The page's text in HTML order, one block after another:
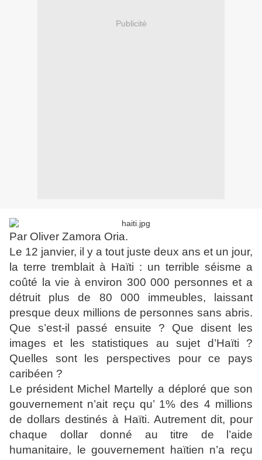
Publicité
Par Oliver Zamora Oria.
Le 12 janvier, il y a tout juste deux ans et un jour,
la terre tremblait à Haïti : un terrible séisme a
coûté la vie à environ 300 000 personnes et a
détruit plus de 80 000 immeubles, laissant
presque deux millions de personnes sans abris.
Que s’est-il passé ensuite ? Que disent les
images et les statistiques au sujet d’Haïti ?
Quelles sont les perspectives pour ce pays
caribéen ?
Le président Michel Martelly a déploré que son
gouvernement n’ait reçu qu’ 1% des 4 millions
de dollars destinés à Haïti. Autrement dit, pour
chaque dollar donné au titre de l’aide
humanitaire, le gouvernement haïtien n’a reçu